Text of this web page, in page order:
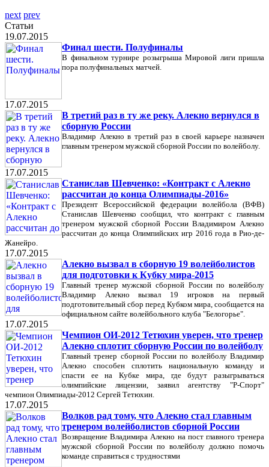
next prev
Статьи
19.07.2015
Финал шести. Полуфиналы
В финальном турнире розыгрыша Мировой лиги пришла
пора полуфинальных матчей.
17.07.2015
В третий раз в ту же реку. Алекно вернулся в
сборную России
Владимир Алекно в третий раз в своей карьере назначен
главным тренером мужской сборной России по волейболу.
17.07.2015
Станислав Шевченко: «Контракт с Алекно
рассчитан до конца Олимпиады-2016»
Президент Всероссийской федерации волейбола (ВФВ)
Станислав Шевченко сообщил, что контракт с главным
тренером мужской сборной России Владимиром Алекно
рассчитан до конца Олимпийских игр 2016 года в Рио-де-
Жанейро.
17.07.2015
Алекно вызвал в сборную 19 волейболистов
для подготовки к Кубку мира-2015
Главный тренер мужской сборной России по волейболу
Владимир Алекно вызвал 19 игроков на первый
подготовительный сбор перед Кубком мира, сообщается на
официальном сайте волейбольного клуба "Белогорье".
17.07.2015
Чемпион ОИ-2012 Тетюхин уверен, что тренер
Алекно сплотит сборную России по волейболу
Главный тренер сборной России по волейболу Владимир
Алекно способен сплотить национальную команду и
спасти ее на Кубке мира, где будут разыгрываться
олимпийские лицензии, заявил агентству "Р-Спорт"
чемпион Олимпиады-2012 Сергей Тетюхин.
17.07.2015
Волков рад тому, что Алекно стал главным
тренером волейболистов сборной России
Возвращение Владимира Алекно на пост главного тренера
мужской сборной России по волейболу должно помочь
команде справиться с трудностями